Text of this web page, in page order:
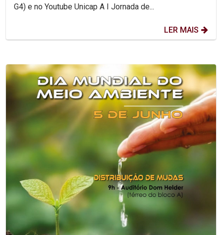
G4) e no Youtube Unicap A I Jornada de...
LER MAIS